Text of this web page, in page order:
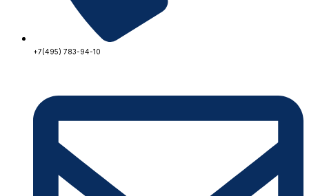
+7(495) 783-94-10